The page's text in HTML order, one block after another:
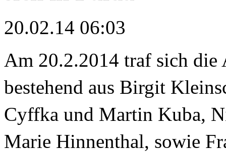
20.02.14 06:03
Am 20.2.2014 traf sich die
bestehend aus Birgit
Cyffka und Martin Kuba,
Marie Hinnenthal, sowie